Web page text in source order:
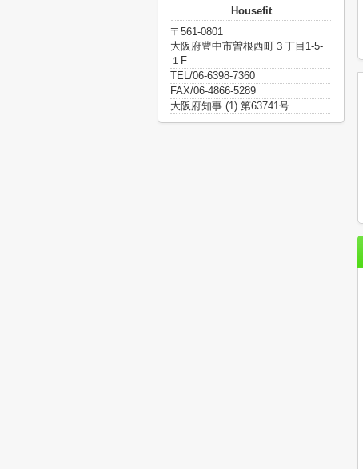
Housefit
〒561-0801
大阪府豊中市曽根西町３丁目1-5-
１F
TEL/06-6398-7360
FAX/06-4866-5289
大阪府知事 (1) 第63741号